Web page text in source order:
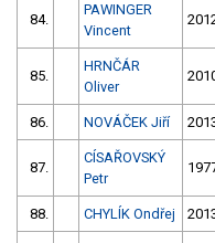
84.
PAWINGER
Vincent
85.
HRNČÁR
Oliver
86. NOVÁČEK Jiří
87.
CÍSAŘOVSKÝ
Petr
88. CHYLÍK Ondřej